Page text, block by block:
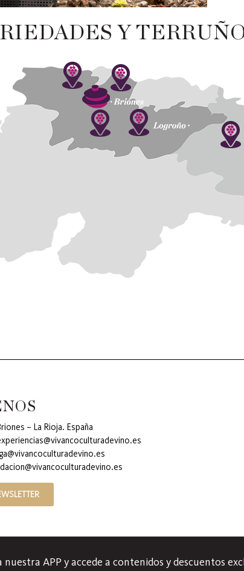
Y
– La Rioja. España
nuestra APP y accede a contenidos y descuentos